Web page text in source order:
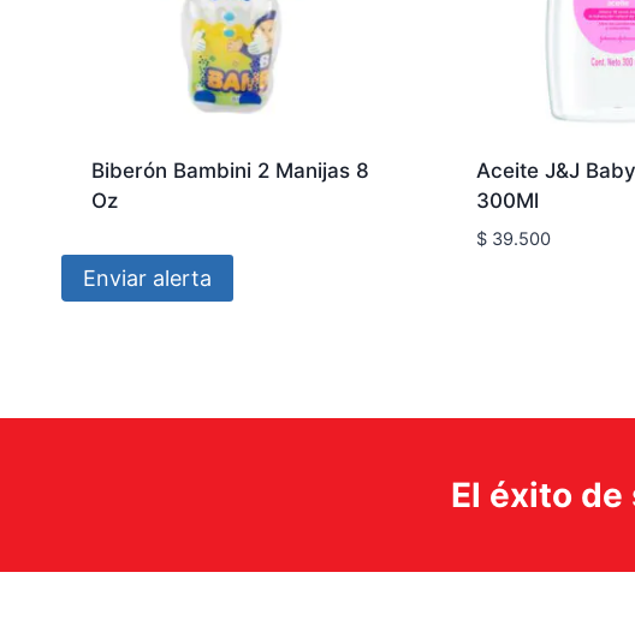
Biberón Bambini 2 Manijas 8
Oz
Enviar alerta
Aceite J&J
300Ml
$ 39.500
El éxito